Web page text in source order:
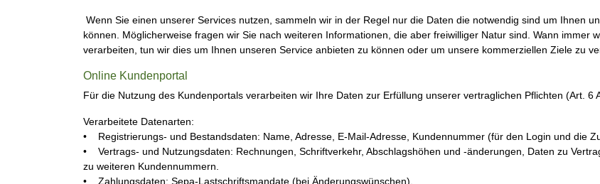
Wenn Sie einen unserer Services nutzen, sammeln wir in der Regel nur die Daten die notwendig sind um Ihnen
können. Möglicherweise fragen wir Sie nach weiteren Informationen, die aber freiwilliger Natur sind. Wann immer
verarbeiten, tun wir dies um Ihnen unseren Service anbieten zu können oder um unsere kommerziellen Ziele zu
Online Kundenportal
Für die Nutzung des Kundenportals verarbeiten wir Ihre Daten zur Erfüllung unserer vertraglichen Pflichten (Art. 6
Verarbeitete Datenarten:
• Registrierungs- und Bestandsdaten: Name, Adresse, E-Mail-Adresse, Kundennummer (für den Login und die
• Vertrags- und Nutzungsdaten: Rechnungen, Schriftverkehr, Abschlagshöhen und -änderungen, Daten zu
zu weiteren Kundennummern.
• Zahlungsdaten: Sepa-Lastschriftsmandate (bei Änderungswünschen).